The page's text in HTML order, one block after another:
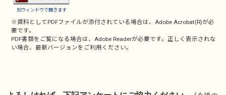
別ウィンドウで開きます
※資料としてPDFファイルが添付されている場合は、Adobe Acrobat(R)が必
要です。
PDF書類をご覧になる場合は、Adobe Readerが必要です。正しく表示されな
い場合、最新バージョンをご利用ください。